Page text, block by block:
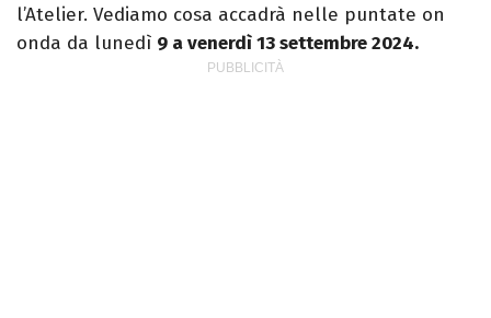
l’Atelier. Vediamo cosa accadrà nelle puntate on
onda da lunedì 9 a venerdì 13 settembre 2024.